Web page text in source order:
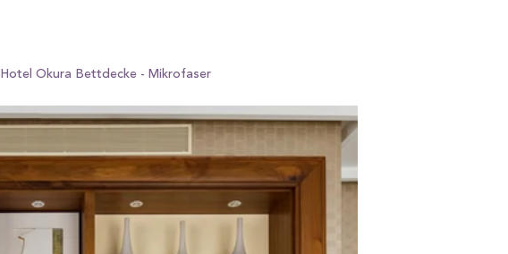
Hotel Okura Bettdecke - Mikrofaser